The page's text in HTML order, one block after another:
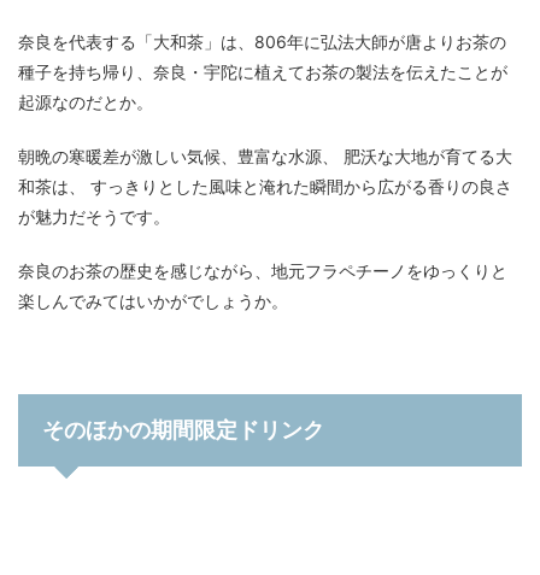
奈良を代表する「大和茶」は、806年に弘法大師が唐よりお茶の
種子を持ち帰り、奈良・宇陀に植えてお茶の製法を伝えたことが
起源なのだとか。
朝晩の寒暖差が激しい気候、豊富な水源、 肥沃な大地が育てる大
和茶は、 すっきりとした風味と淹れた瞬間から広がる香りの良さ
が魅力だそうです。
奈良のお茶の歴史を感じながら、地元フラペチーノをゆっくりと
楽しんでみてはいかがでしょうか。
そのほかの期間限定ドリンク